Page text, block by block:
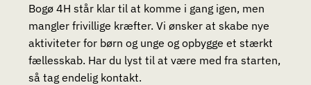
Bogø 4H står klar til at komme i gang igen, men
mangler frivillige kræfter. Vi ønsker at skabe nye
aktiviteter for børn og unge og opbygge et stærkt
fællesskab. Har du lyst til at være med fra starten,
så tag endelig kontakt.